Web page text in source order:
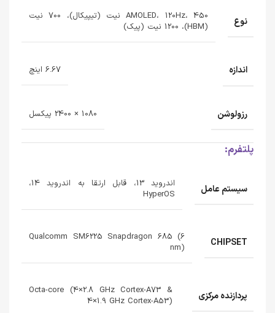
نوع
AMOLED، 120Hz، 450 نیت (تیپیکال)، 700 نیت
(HBM)، 1200 نیت (پیک)
اندازه 6.67 اینچ
رزولوشن 1080 × 2400 پیکسل
پلتفرم:
سیستم عامل
اندروید 13، قابل ارتقا به اندروید 14،
HyperOS
CHIPSET
Qualcomm SM6225 Snapdragon 685 (6
nm)
پردازنده‌ مرکزی
Octa-core (4×2.8 GHz Cortex-A73 &
4×1.9 GHz Cortex-A53)